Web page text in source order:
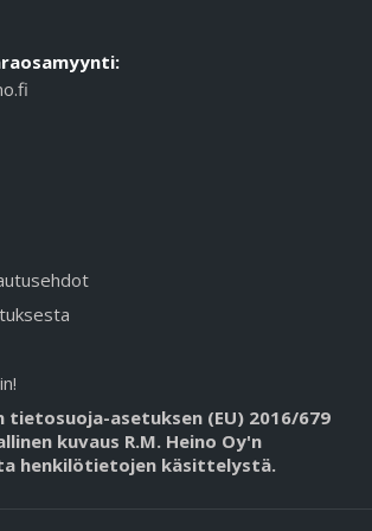
tietosuoja-asetuksen (EU) 2016/679
kuvaus R.M. Heino Oy'n
henkilötietojen käsittelystä.